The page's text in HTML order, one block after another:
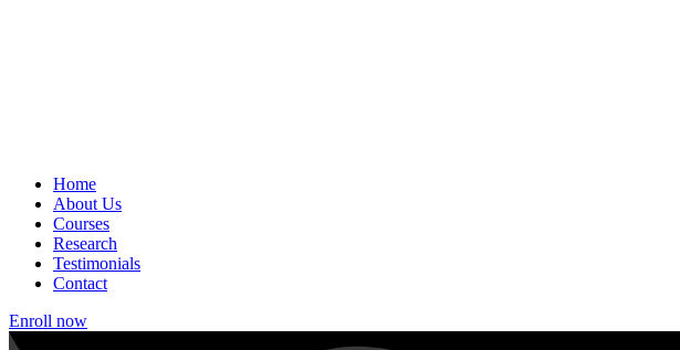
Home
About Us
Courses
Research
Testimonials
Contact
Enroll now